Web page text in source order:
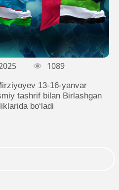
1089
13-16-yanvar
tashrif bilan Birlashgan
bo‘ladi